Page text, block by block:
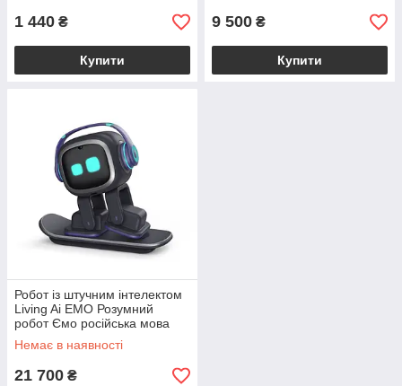
1 440 ₴
Купити
9 500 ₴
Купити
Робот із штучним інтелектом
Living Ai EMO Розумний
робот Ємо російська мова
Немає в наявності
21 700 ₴